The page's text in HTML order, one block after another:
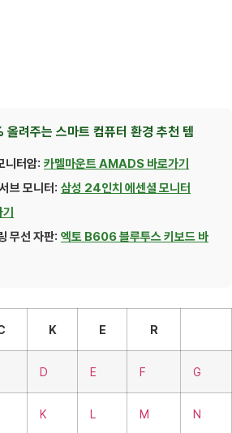
려주는 스마트 컴퓨터 환경 추천 템
니터암: 카멜마운트 AMADS 바로가기
브 모니터: 삼성 24인치 에센셜 모니터
무선 자판: 엑토 B606 블루투스 키보드 바
K E R
D E F G
K L M N